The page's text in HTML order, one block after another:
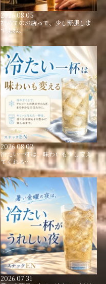
2026.08.05
初めてのお店って、少し緊張しま
すよね。 …
2026.08.02
冷たい一杯は、味わいも少し変え
てくれる…
2026.07.31